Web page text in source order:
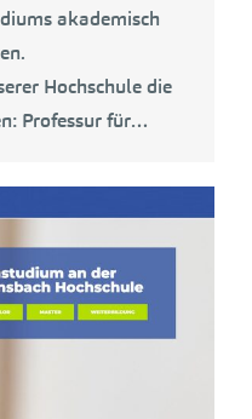
akademisch
Hochschule die
Professur für…